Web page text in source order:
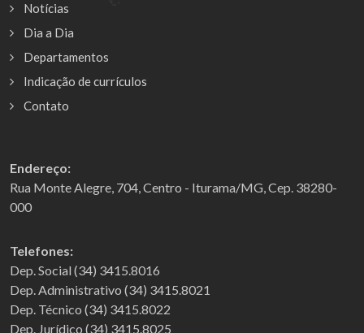
Notícias
Dia a Dia
Departamentos
Indicação de currículos
Contato
Endereço:
Rua Monte Alegre, 704, Centro - Iturama/MG, Cep. 38280-
000
Telefones:
Dep. Social (34) 3415.8016
Dep. Administrativo (34) 3415.8021
Dep. Técnico (34) 3415.8022
Dep. Jurídico (34) 3415.8025